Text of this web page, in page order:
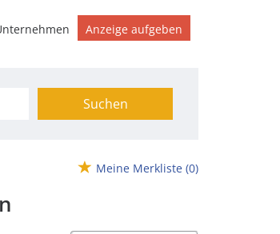
Anzeige aufgeben
Suchen
Meine Merkliste (0)